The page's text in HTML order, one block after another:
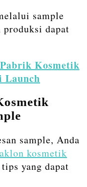
sample
produksi dapat
Kosmetik
Launch
sample, Anda
kosmetik
yang dapat